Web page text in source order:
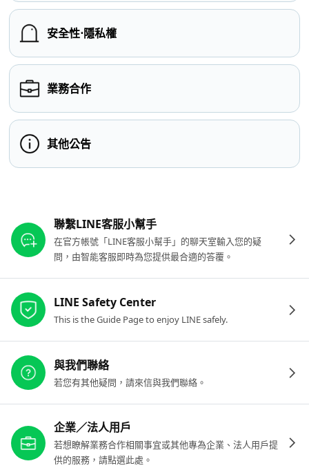
安全性⋅隱私權
業務合作
其他公告
聯繫LINE客服小幫手
在官方帳號「LINE客服小幫手」的聊天室輸入您的疑
問，由智能客服即時為您提供最合適的答覆。
LINE Safety Center
This is the Guide Page to enjoy LINE safely.
與我們聯絡
若您有其他疑問，請來信與我們聯絡。
企業／法人用戶
若想瞭解業務合作相關事宜或其他專為企業、法人用戶提
供的服務，請點選此處。